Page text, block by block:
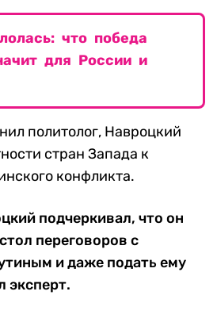
что победа
для России и
политолог, Навроцкий
стран Запада к
конфликта.
подчеркивал, что он
переговоров с
и даже подать ему
эксперт.